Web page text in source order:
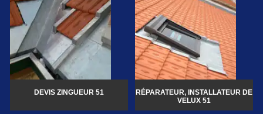
DEVIS ZINGUEUR 51
RÉPARATEUR, INSTALLATEUR DE
VELUX 51